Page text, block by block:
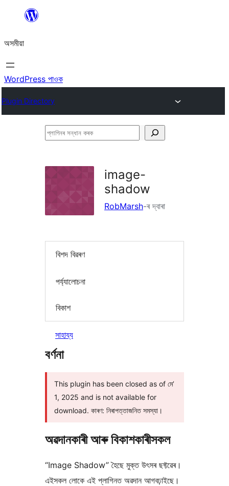
বিষয়বস্তুলৈ
যাওক
অসমীয়া
WordPress পাওক
Plugin Directory
প্লাগিনৰ
image-
shadow
RobMarsh-ৰ দ্বাৰা
বিশদ বিৱৰণ
পৰ্য্যালোচনা
বিকাশ
সাহায্য
বৰ্ণনা
This plugin has been closed as of মে’
1, 2025 and is not available for
download. কাৰণ: নিৰাপত্তাজনিত সমস্যা।
অৱদানকাৰী আৰু বিকাশকাৰীসকল
“Image Shadow” হৈছে মুক্ত উৎসৰ ছফ্টৱেৰ।
এইসকল লোকে এই প্লাগিনত অৱদান আগবঢ়াইছে।